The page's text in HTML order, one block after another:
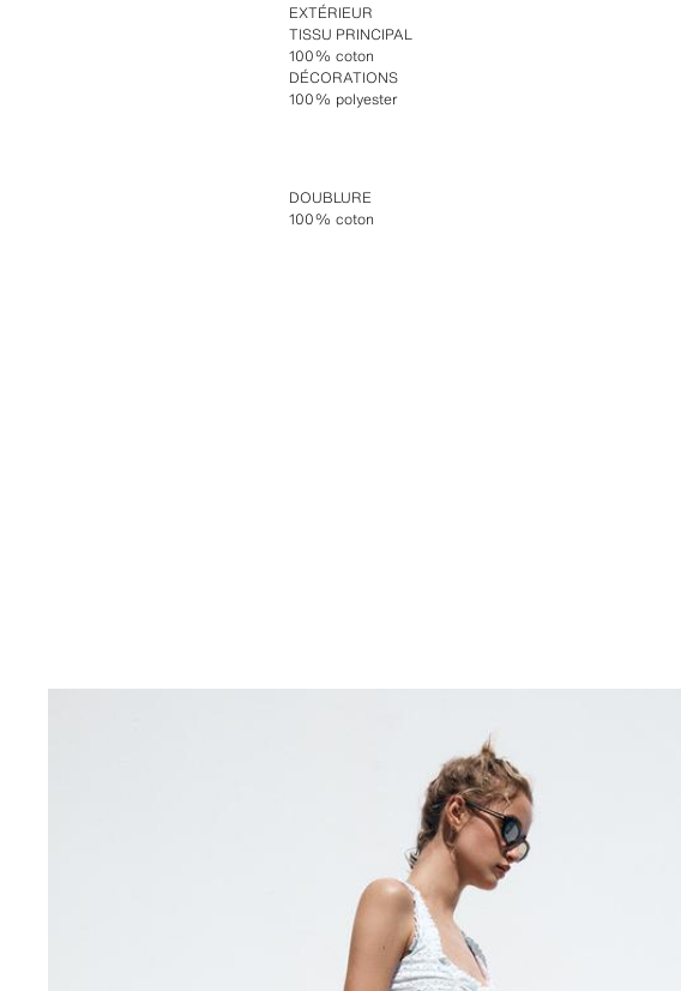
EXTÉRIEUR
TISSU PRINCIPAL
100% coton
DÉCORATIONS
100% polyester
DOUBLURE
100% coton